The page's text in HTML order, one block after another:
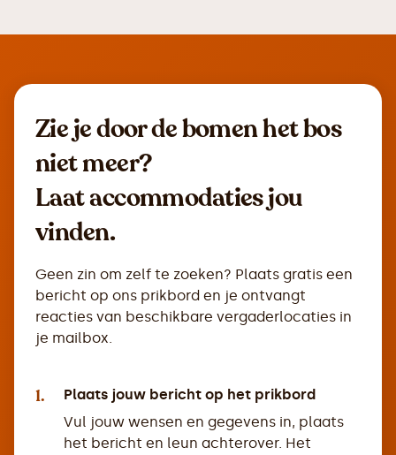
Zie je door de bomen het bos
niet meer?
Laat accommodaties jou
vinden.
Geen zin om zelf te zoeken? Plaats gratis een
bericht op ons prikbord en je ontvangt
reacties van beschikbare vergaderlocaties in
je mailbox.
1.
Plaats jouw bericht op het prikbord
Vul jouw wensen en gegevens in, plaats
het bericht en leun achterover. Het